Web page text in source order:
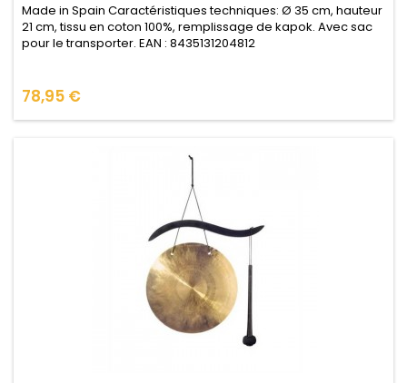
Made in Spain Caractéristiques techniques: Ø 35 cm, hauteur
21 cm, tissu en coton 100%, remplissage de kapok. Avec sac
pour le transporter. EAN : 8435131204812
Prix
78,95 €